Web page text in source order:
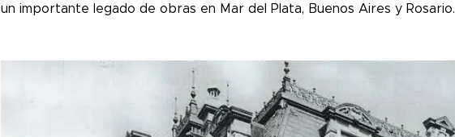
un importante legado de obras en Mar del Plata, Buenos Aires y Rosario.